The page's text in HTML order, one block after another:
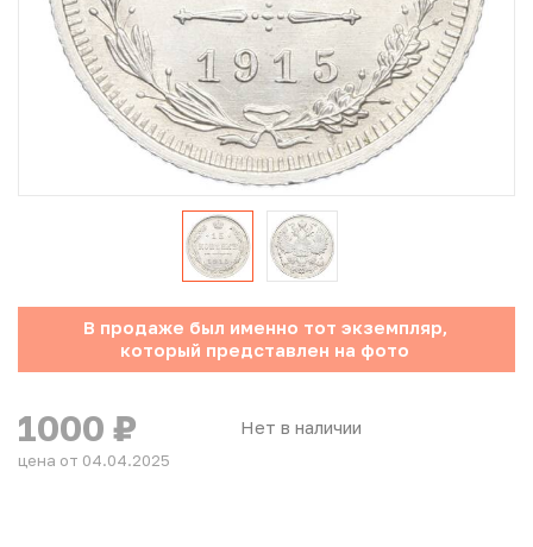
Юбилейные монеты Банка России (с 1999 года)
Памятные и инвестиционные монеты СССР и России
Иностранные монеты
Неофициальные выпуски монет (Unusual)
Античные и средневековые монеты
Наборы монет
Инвестиционные монеты
В продаже был именно тот экземпляр,
который представлен на фото
Нет в наличии
1000 ₽
цена от 04.04.2025